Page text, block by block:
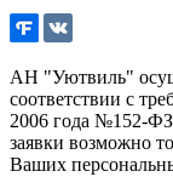
АН "Уютвиль"
соответствии с
2006 года №152-
заявки возможно
Ваших